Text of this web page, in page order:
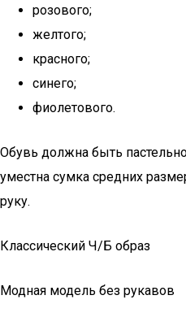
розового;
желтого;
красного;
синего;
фиолетового.
Обувь должна быть
уместна сумка средних
руку.
Классический Ч/Б образ
Модная модель без рукавов